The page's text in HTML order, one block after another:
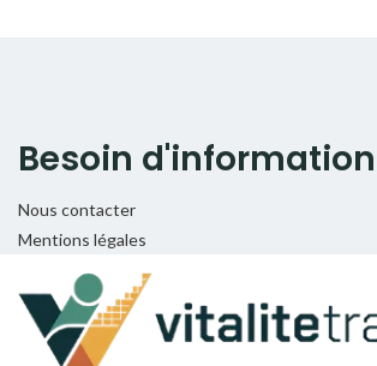
Besoin
Nous contacter
Mentions légales